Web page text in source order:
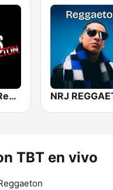
Generations Reggaeton NRJ
TBT en vivo